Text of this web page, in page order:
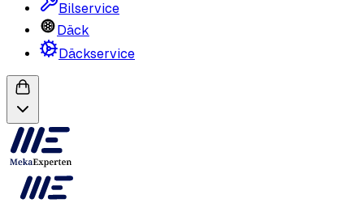
Bilservice
Däck
Däckservice